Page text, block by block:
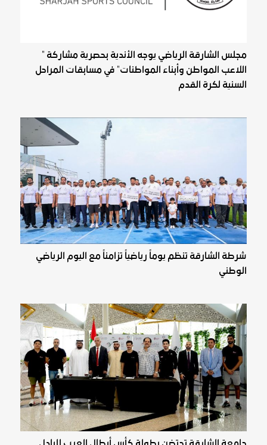
مجلس الشارقة الرياضي يوجه الأندية بحصرية مشاركة "
اللاعب المواطن وأبناء المواطنات" في مسابقات المراحل
السنية لكرة القدم
شرطة الشارقة تنظم يوماً رياضياً تزامناً مع اليوم الرياضي
الوطني